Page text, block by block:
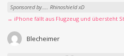
Sponsored by….. Rhinoshield xD
→ iPhone fällt aus Flugzeug und übersteht
Blecheimer